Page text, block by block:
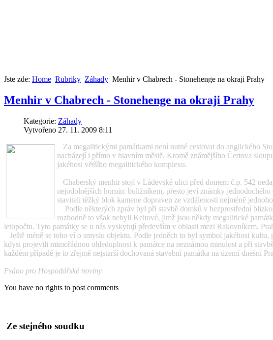
Jste zde: Home Rubriky Záhady Menhir v Chabrech - Stonehenge na okraji Prahy
Menhir v Chabrech - Stonehenge na okraji Prahy
Kategorie: Záhady
Vytvořeno 27. 11. 2009 8:11
Za megalitickými památkami není nutné cestovat do anglického
nacházejí i přímo v hlavním městě. Kromě známějšího Čertova
jakéhosi většího megalitického komplexu.
Chaberský menhir stojí v Ládevské ulici před domem č.p. 542
nejodolnějších hornin: buližníkem, přesto jeví známky
staviteli těžký blok kamene dopraven ze vzdálenosti nejméně
Podle některých zpráv byl při stavbě domků v bezprostřední
rozhodně to však nebyli Keltové, jimž jsou někdy megalitické
letopočtu. Tyto památky se u nás vyskytují především v oblasti mezi Rakovníkem,
Ještě méně se toho ví o smyslu objektu. Podle jedněch to byl symbol jakéhosi
kdysi projevili mimořádnou ohleduplnost k památce na neznámou minulost a při
každém případě je to zřejmě nejstarší dochovaná stavební památka na území dnešní
Psáno pro Hospodářské noviny
You have no rights to post comments
Ze stejného soudku